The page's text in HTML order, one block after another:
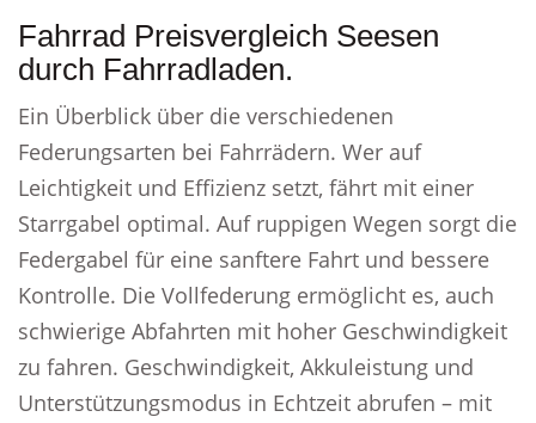
Fahrrad Preisvergleich Seesen
durch Fahrradladen.
Ein Überblick über die verschiedenen
Federungsarten bei Fahrrädern. Wer auf
Leichtigkeit und Effizienz setzt, fährt mit einer
Starrgabel optimal. Auf ruppigen Wegen sorgt die
Federgabel für eine sanftere Fahrt und bessere
Kontrolle. Die Vollfederung ermöglicht es, auch
schwierige Abfahrten mit hoher Geschwindigkeit
zu fahren. Geschwindigkeit, Akkuleistung und
Unterstützungsmodus in Echtzeit abrufen – mit